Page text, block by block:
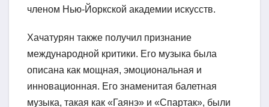
членом Нью-Йоркской академии искусств.
Хачатурян также получил признание
международной критики. Его музыка была
описана как мощная, эмоциональная и
инновационная. Его знаменитая балетная
музыка, такая как «Гаянэ» и «Спартак», были